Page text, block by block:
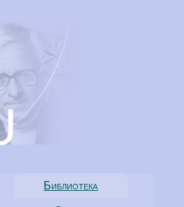
Библиотека